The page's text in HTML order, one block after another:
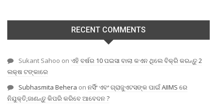
RECENT COMMENTS
Sukant Sahoo on ଏହି ବର୍ଷର 10 ପଇସା ବାଲା କଏନ ଥିଲେ ବିକ୍ରି କରନ୍ତୁ 2
ଲକ୍ଷ ଟଙ୍କାରେ
Subhasmita Behera on ନର୍ସିଂ ଏବଂ ଗ୍ରାଜୁଏଟସଙ୍କ ପାଇଁ AIIMS ରେ
ନିଯୁକ୍ତି,ଜାଣନ୍ତୁ କିପରି କରିବେ ଆବେଦନ ?